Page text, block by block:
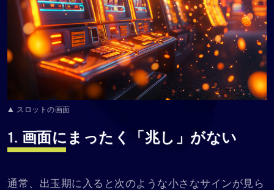
▲ スロットの画面
1. 画面にまったく「兆し」がない
通常、出玉期に入ると次のような小さなサインが見ら